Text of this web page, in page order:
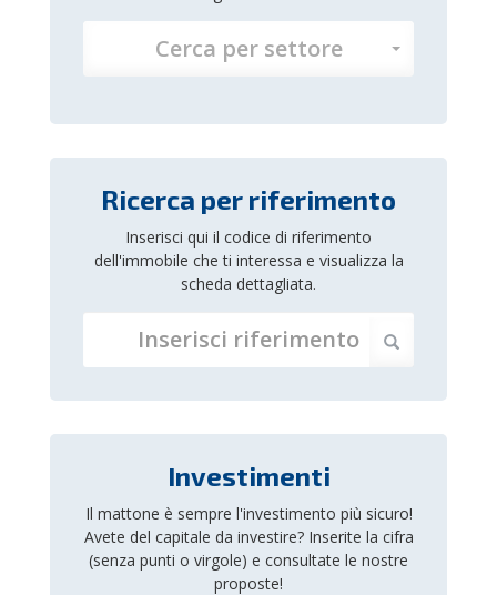
Cerca per settore
Ricerca per riferimento
Inserisci qui il codice di riferimento
dell'immobile che ti interessa e visualizza la
scheda dettagliata.
Investimenti
Il mattone è sempre l'investimento più sicuro!
Avete del capitale da investire? Inserite la cifra
(senza punti o virgole) e consultate le nostre
proposte!